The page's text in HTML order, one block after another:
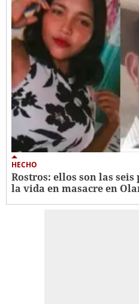
HECHO
Rostros: ellos son las
la vida en masacre en